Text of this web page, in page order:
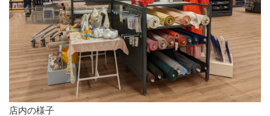
店内の様子